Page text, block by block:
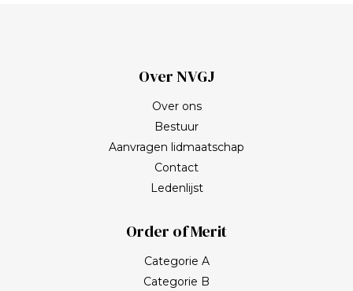
Over NVGJ
Over ons
Bestuur
Aanvragen lidmaatschap
Contact
Ledenlijst
Order of Merit
Categorie A
Categorie B